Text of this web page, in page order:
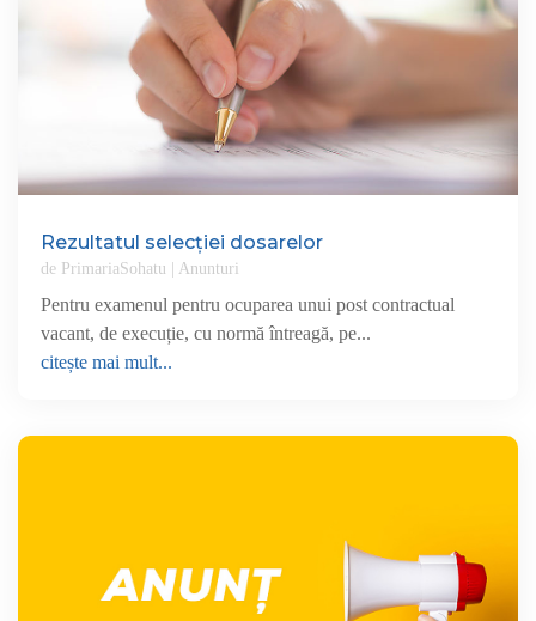
Rezultatul selecției dosarelor
de PrimariaSohatu Anunturi
Pentru examenul pentru ocuparea unui post contractual
vacant, de execuție, cu normă întreagă, pe...
citește mai mult...